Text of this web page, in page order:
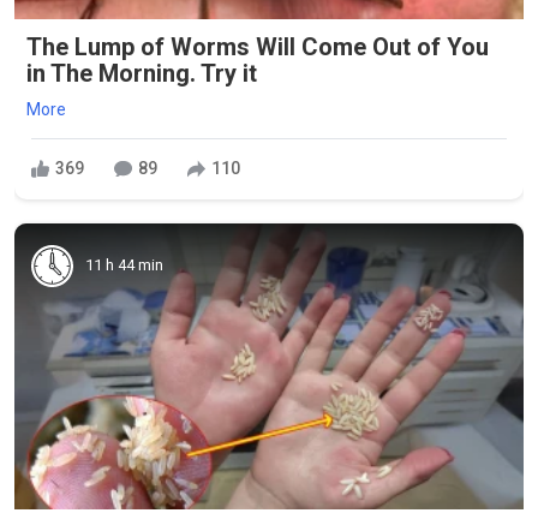
The Lump of Worms Will Come Out of You
in The Morning. Try it
More
369 89 110
11 h 44 min